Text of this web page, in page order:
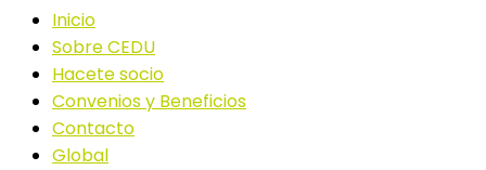
Inicio
Sobre CEDU
Hacete socio
Convenios y Beneficios
Contacto
Global